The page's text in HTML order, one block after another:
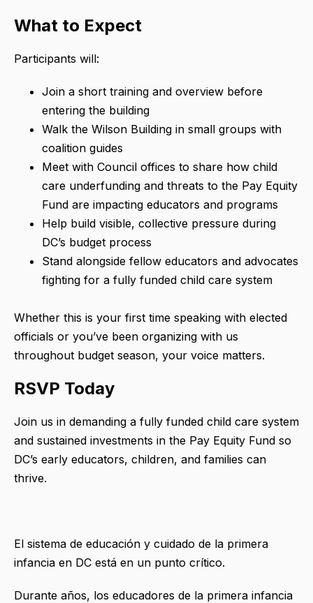
What to Expect
Participants will:
Join a short training and overview before
entering the building
Walk the Wilson Building in small groups with
coalition guides
Meet with Council offices to share how child
care underfunding and threats to the Pay Equity
Fund are impacting educators and programs
Help build visible, collective pressure during
DC’s budget process
Stand alongside fellow educators and advocates
fighting for a fully funded child care system
Whether this is your first time speaking with elected
officials or you’ve been organizing with us
throughout budget season, your voice matters.
RSVP Today
Join us in demanding a fully funded child care system
and sustained investments in the Pay Equity Fund so
DC’s early educators, children, and families can
thrive.
El sistema de educación y cuidado de la primera
infancia en DC está en un punto crítico.
Durante años, los educadores de la primera infancia